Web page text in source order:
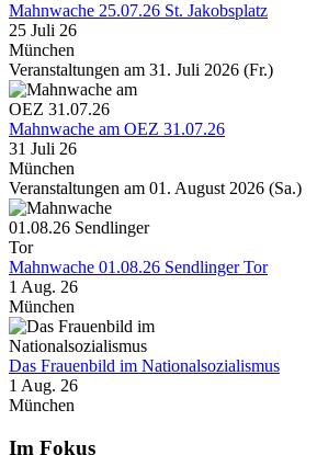
Mahnwache 25.07.26 St. Jakobsplatz
25 Juli 26
München
Veranstaltungen am 31. Juli 2026 (Fr.)
Mahnwache am OEZ 31.07.26
31 Juli 26
München
Veranstaltungen am 01. August 2026 (Sa.)
Mahnwache 01.08.26 Sendlinger Tor
1 Aug. 26
München
Das Frauenbild im Nationalsozialismus
1 Aug. 26
München
Im Fokus